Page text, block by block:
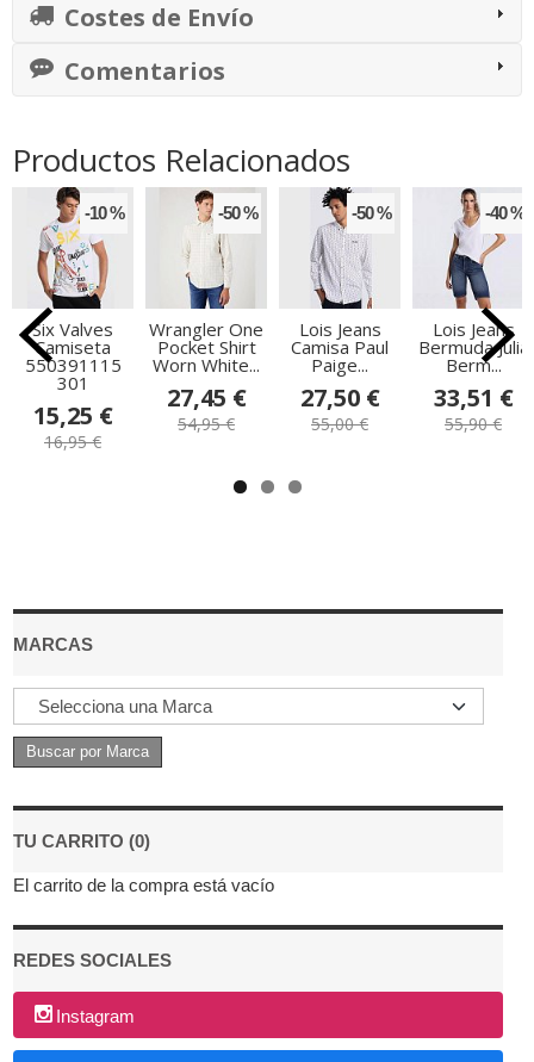
MARCAS
TU CARRITO (0)
El carrito de la compra está vacío
REDES SOCIALES
Instagram
Costes de Envío
Comentarios
Productos Relacionados
-10 %
Six Valves
Camiseta
550391115
301
15,25 €
16,95 €
-50 %
Wrangler One
Pocket Shirt
Worn White...
27,45 €
54,95 €
-50 %
Lois Jeans
Camisa Paul
Paige...
27,50 €
55,00 €
-40 %
Lois Jeans
Bermuda Julia
Berm...
33,51 €
55,90 €